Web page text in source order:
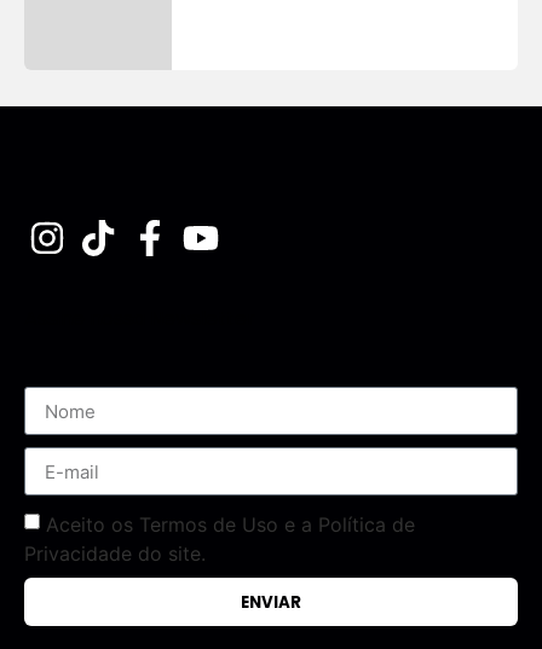
Aceito os Termos de Uso e a Política de
Privacidade do site.
ENVIAR